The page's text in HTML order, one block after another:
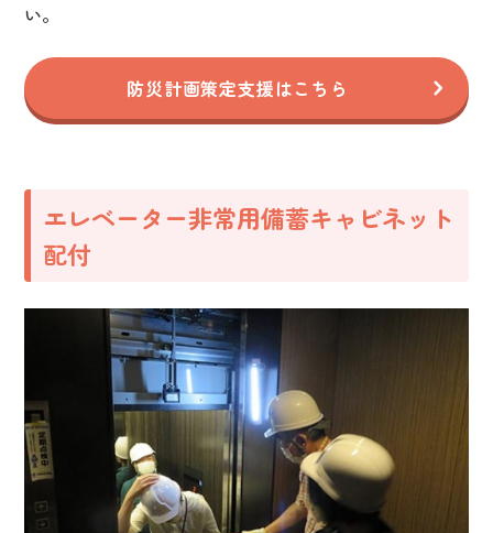
い。
防災計画策定支援はこちら
エレベーター非常用備蓄キャビネット
配付